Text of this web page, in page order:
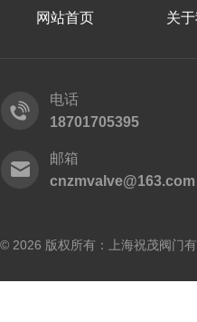
网站首页 关
电话
18701705395
邮箱
cnzmvalve@163.com
© 2026 版权所有：上海祝茂阀门